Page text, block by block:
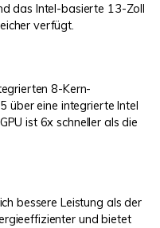
das Intel-basierte 13-Zoll
verfügt.
8-Kern-
über eine integrierte Intel
ist 6x schneller als die
bessere Leistung als der
und bietet